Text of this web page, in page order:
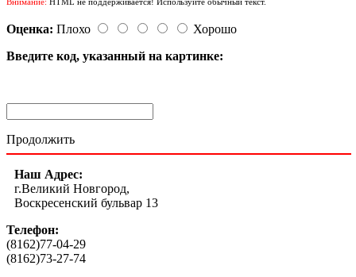
Оценка: Плохо
Хорошо
Введите код, указанный на картинке:
Продолжить
Наш Адрес:
г.Великий Новгород,
Воскресенский бульвар 13
Телефон:
(8162)77-04-29
(8162)73-27-74